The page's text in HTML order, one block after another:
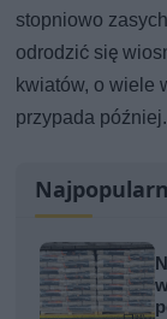
stopniowo
odrodzić się
kwiatów, o wiele
przypada później.